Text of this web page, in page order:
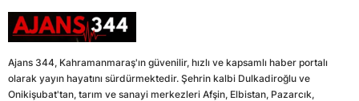
Ajans 344, Kahramanmaraş'ın güvenilir, hızlı ve kapsamlı haber portalı
olarak yayın hayatını sürdürmektedir. Şehrin kalbi Dulkadiroğlu ve
Onikişubat'tan, tarım ve sanayi merkezleri Afşin, Elbistan, Pazarcık,